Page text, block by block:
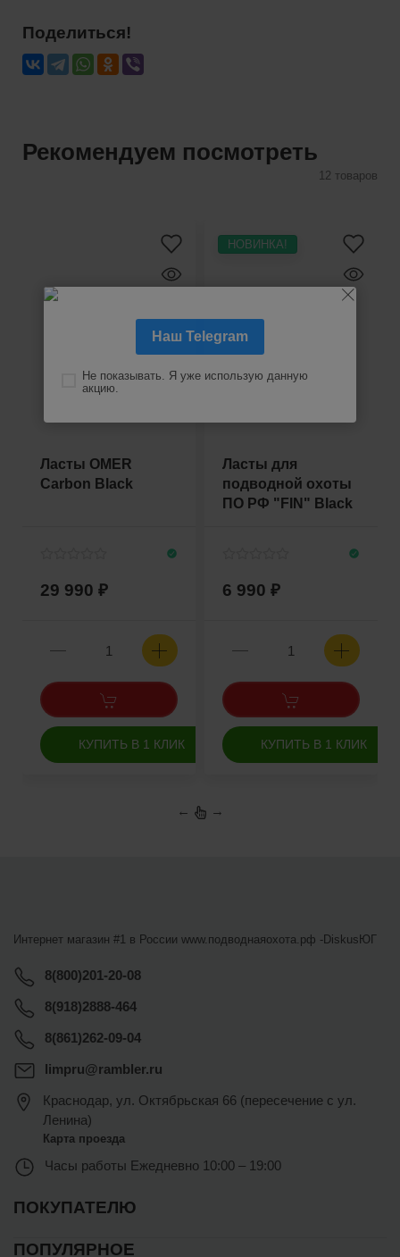
Поделиться!
Рекомендуем посмотреть
12 товаров
Ласты OMER
Carbon Black
29 990
КУПИТЬ В 1 КЛИК
НОВИНКА!
Ласты для
подводной охоты
ПО РФ "FIN" Black
6 990
КУПИТЬ В 1 КЛИК
← →
Интернет магазин #1 в России www.подводнаяохота.рф -DiskusЮГ
8(800)201-20-08
8(918)2888-464
8(861)262-09-04
limpru@rambler.ru
Краснодар,ул. Октябрьская 66 (пересечение с ул.
Ленина)
Карта проезда
Часы работы Ежедневно 10:00 – 19:00
ПОКУПАТЕЛЮ
ПОПУЛЯРНОЕ
Наш Telegram
Не показывать. Я уже использую данную
акцию.